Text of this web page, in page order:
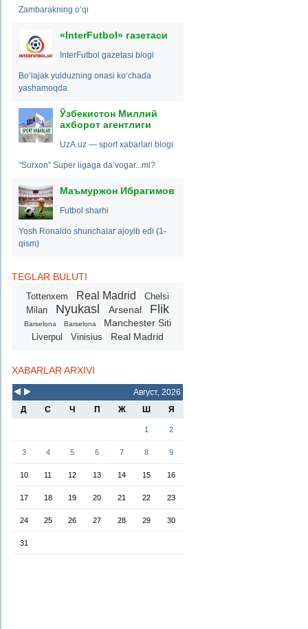
Zambarakning o‘qi
«InterFutbol» газетаси
InterFutbol gazetasi blogi
Bo‘lajak yulduzning onasi ko‘chada
yashamoqda
Ўзбекистон Миллий
ахборот агентлиги
UzA.uz — sport xabarlari blogi
“Surxon” Super ligaga da’vogar...mi?
Маъмуржон Ибрагимов
Futbol sharhi
Yosh Ronaldo shunchalar ajoyib edi (1-
qism)
TEGLAR BULUTI
Tottenxem Real Madrid
Chelsi
Milan
Nyukasl Arsenal Flik
Barselona Barselona Manchester Siti
Liverpul Vinisius Real Madrid
XABARLAR ARXIVI
Август, 2026
Д
С Ч П Ж Ш Я
1 2
3 4 5 6 7 8 9
10 11 12 13 14 15 16
17 18 19 20 21 22 23
24 25 26 27 28 29 30
31